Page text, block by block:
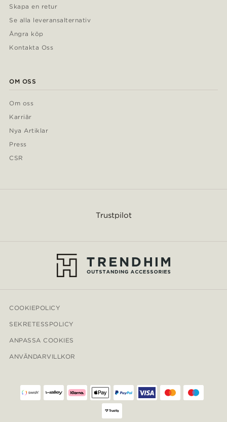
Skapa en retur
Se alla leveransalternativ
Ångra köp
Kontakta Oss
OM OSS
Om oss
Karriär
Nya Artiklar
Press
CSR
Trustpilot
COOKIEPOLICY
SEKRETESSPOLICY
ANPASSA COOKIES
ANVÄNDARVILLKOR